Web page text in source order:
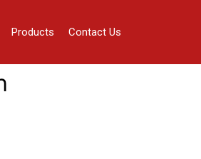
Products Contact Us